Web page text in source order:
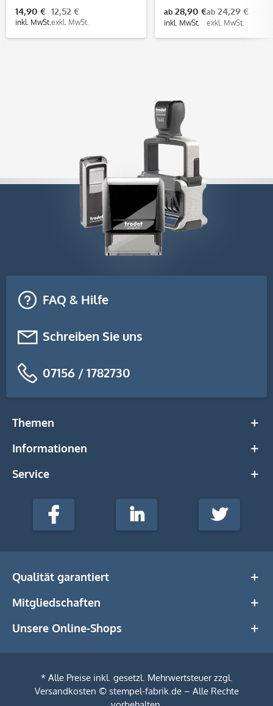
14,90 €
inkl. MwSt.
12,52 €
exkl. MwSt.
ab 28,90 €
inkl. MwSt.
ab 24,29 €
exkl. MwSt.
FAQ & Hilfe
Schreiben Sie uns
07156 / 1782730
Themen
Informationen
Service
stempel-
Media
Facebook LinkedIn Twitter
Qualität garantiert
Mitgliedschaften
Unsere Online-Shops
* Alle Preise inkl. gesetzl. Mehrwertsteuer zzgl.
Versandkosten © stempel-fabrik.de – Alle Rechte